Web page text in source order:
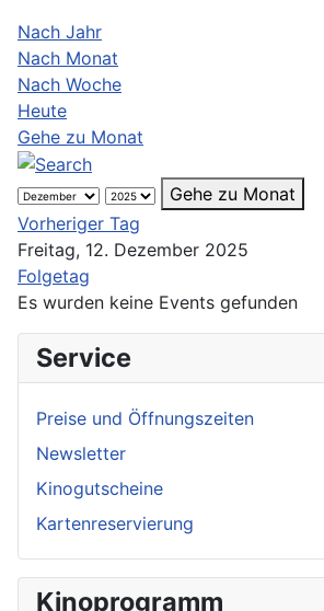
Nach Jahr
Nach Monat
Nach Woche
Heute
Gehe zu Monat
Gehe zu Monat
Vorheriger Tag
Freitag, 12. Dezember 2025
Folgetag
Es wurden keine Events gefunden
Service
Preise und Öffnungszeiten
Newsletter
Kinogutscheine
Kartenreservierung
Kinoprogramm